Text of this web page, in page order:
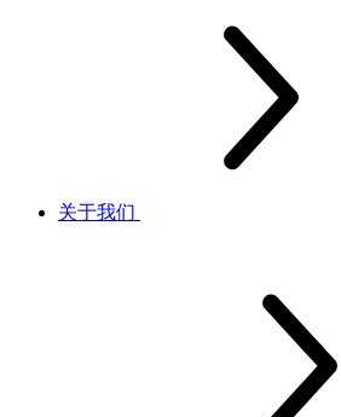
关于我们